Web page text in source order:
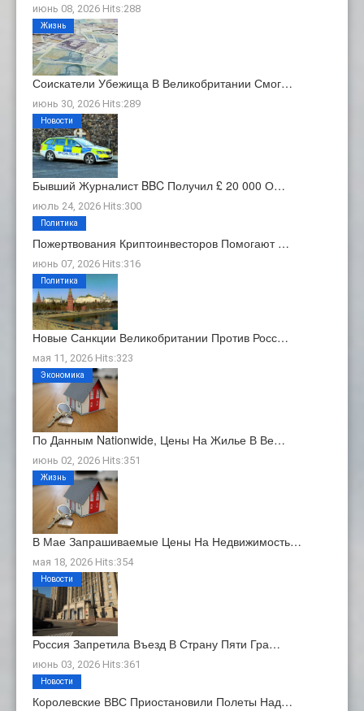
июнь 08, 2026 Hits:288
Соискатели Убежища В Великобритании Смог…
июнь 30, 2026 Hits:289
Жизнь
Бывший Журналист BBC Получил £ 20 000 О…
июль 24, 2026 Hits:300
Новости
Пожертвования Криптоинвесторов Помогают …
июнь 07, 2026 Hits:316
Политика
Новые Санкции Великобритании Против Росс…
мая 11, 2026 Hits:323
Политика
По Данным Nationwide, Цены На Жилье В Ве…
июнь 02, 2026 Hits:351
Экономика
В Мае Запрашиваемые Цены На Недвижимость…
мая 18, 2026 Hits:354
Жизнь
Россия Запретила Въезд В Страну Пяти Гра…
июнь 03, 2026 Hits:361
Новости
Королевские ВВС Приостановили Полеты Над…
Новости